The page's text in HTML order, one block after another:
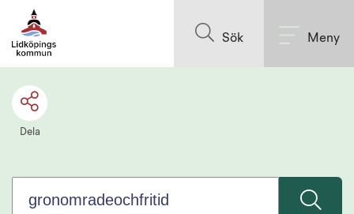
Sök Meny
Dela
Sökförslagen
presenteras
sökrutan